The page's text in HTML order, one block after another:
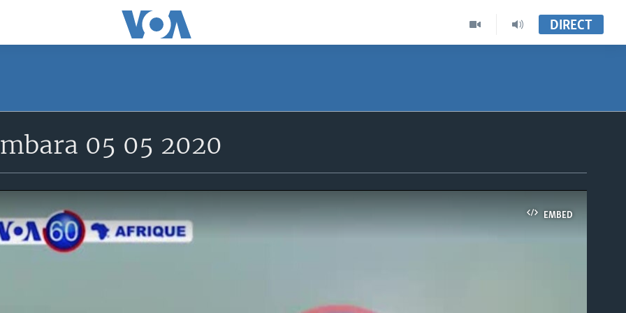
DIRECT
05 05 2020
EMBED